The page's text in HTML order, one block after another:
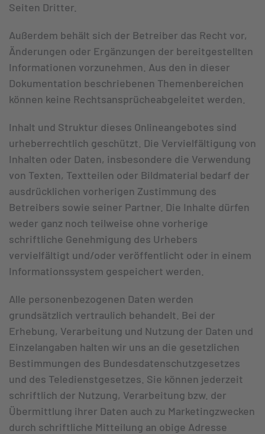
Seiten Dritter.
Außerdem behält sich der Betreiber das Recht vor,
Änderungen oder Ergänzungen der bereitgestellten
Informationen vorzunehmen. Aus den in dieser
Dokumentation beschriebenen Themenbereichen
können keine Rechtsansprücheabgeleitet werden.
Inhalt und Struktur dieses Onlineangebotes sind
urheberrechtlich geschützt. Die Vervielfältigung von
Inhalten oder Daten, insbesondere die Verwendung
von Texten, Textteilen oder Bildmaterial bedarf der
ausdrücklichen vorherigen Zustimmung des
Betreibers sowie seiner Partner. Die Inhalte dürfen
weder ganz noch teilweise ohne vorherige
schriftliche Genehmigung des Urhebers
vervielfältigt und/oder veröffentlicht oder in einem
Informationssystem gespeichert werden.
Alle personenbezogenen Daten werden
grundsätzlich vertraulich behandelt. Bei der
Erhebung, Verarbeitung und Nutzung der Daten und
Einzelangaben halten wir uns an die gesetzlichen
Bestimmungen des Bundesdatenschutzgesetzes
und des Teledienstgesetzes. Sie können jederzeit
schriftlich der Nutzung, Verarbeitung bzw. der
Übermittlung ihrer Daten auch zu Marketingzwecken
durch schriftliche Mitteilung an obige Adresse